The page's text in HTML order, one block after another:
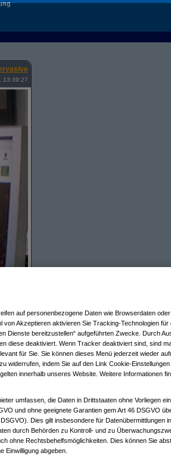
13:39:27
auf personenbezogene Daten wie Browserdaten
Akzeptieren aktivieren Sie Tracking-Technologien für
Dienste bereitzustellen“ aufgeführten Zwecke. Durch
diese deaktiviert. Wenn Tracker deaktiviert sind, sind
für Sie. Sie können dieses Menü jederzeit wieder
widerrufen, indem Sie auf den Link Cookie-
innerhalb unseres Website. Weitere Informationen
umfassen, die Daten in Drittstaaten ohne Vorliegen
und ohne geeignete Garantien gem Art 46 DSGVO
Dies gilt insbesondere für Datenübermittlungen
durch Behörden zu Kontroll- und zu
ohne Rechtsbehelfsmöglichkeiten. Dies können Sie
Einwilligung abgeben.